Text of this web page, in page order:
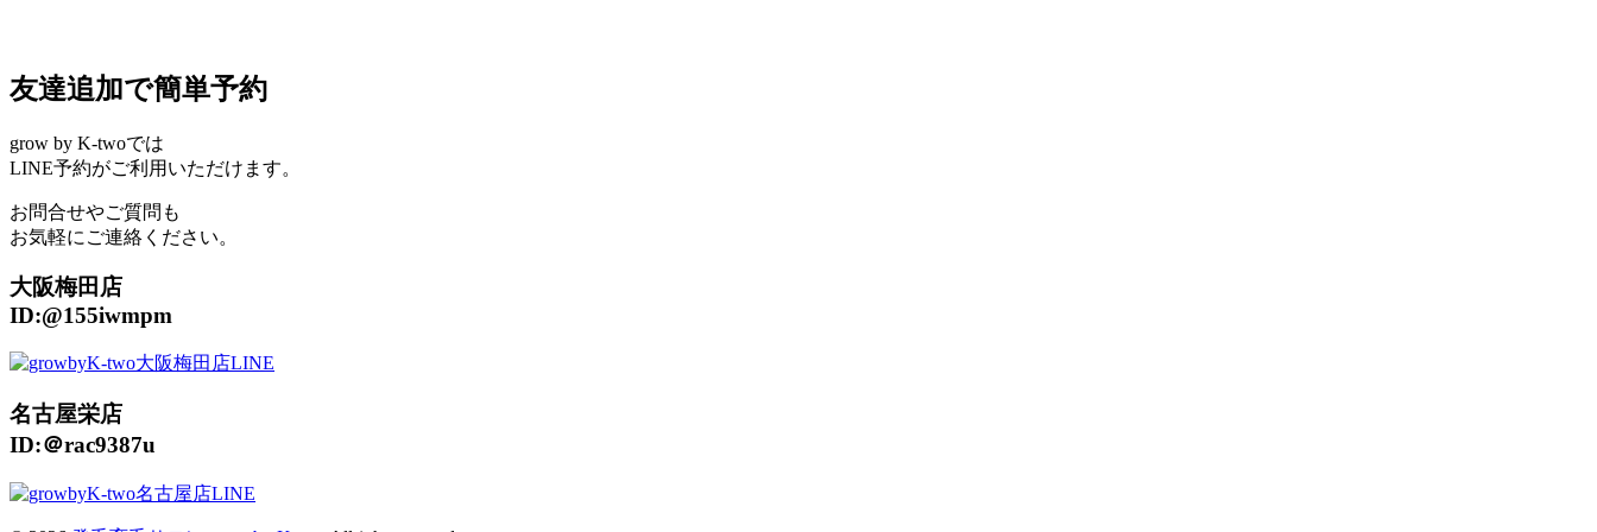
友達追加で簡単予約
grow by K-twoでは
LINE予約がご利用いただけます。
お問合せやご質問も
お気軽にご連絡ください。
大阪梅田店
ID:@155iwmpm
名古屋栄店
ID:＠rac9387u